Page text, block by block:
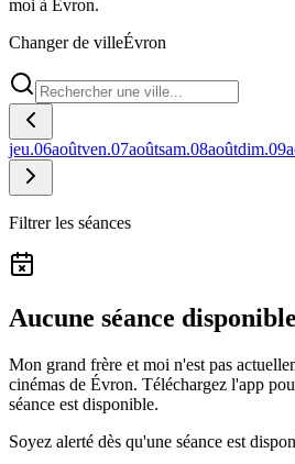
moi à Évron.
Changer de villeÉvron
jeu.06aoûtven.07aoûtsam.08aoûtdim.09
Filtrer les séances
Aucune séance disponible
Mon grand frère et moi n'est pas
cinémas de Évron. Téléchargez l'app
séance est disponible.
Soyez alerté dès qu'une séance est